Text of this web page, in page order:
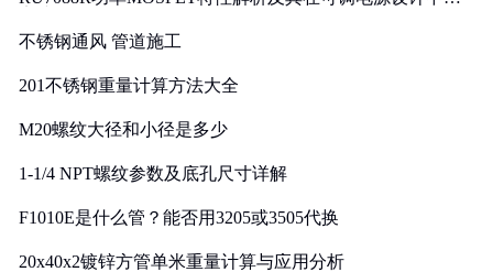
不锈钢通风 管道施工
201不锈钢重量计算方法大全
M20螺纹大径和小径是多少
1-1/4 NPT螺纹参数及底孔尺寸详解
F1010E是什么管？能否用3205或3505代换
20x40x2镀锌方管单米重量计算与应用分析